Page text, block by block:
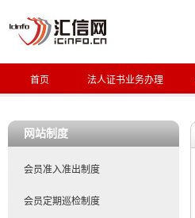
首页 法人证书业务办理
网站制度
会员准入准出制度
会员定期巡检制度